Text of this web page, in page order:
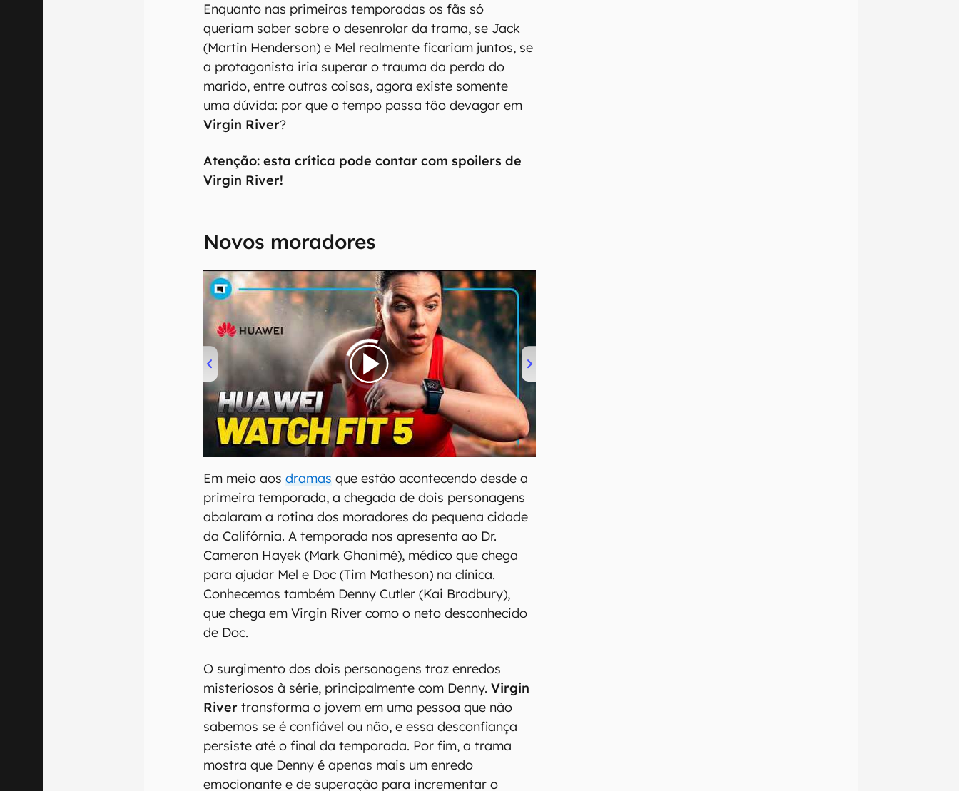
Enquanto nas primeiras temporadas os fãs só
queriam saber sobre o desenrolar da trama, se Jack
(Martin Henderson) e Mel realmente ficariam juntos, se
a protagonista iria superar o trauma da perda do
marido, entre outras coisas, agora existe somente
uma dúvida: por que o tempo passa tão devagar em
Virgin River?
Atenção: esta crítica pode contar com spoilers de
Virgin River!
Novos moradores
00:00/04:51
Em meio aosdramas que estão acontecendo desde a
primeira temporada, a chegada de dois personagens
abalaram a rotina dos moradores da pequena cidade
da Califórnia. A temporada nos apresenta ao Dr.
Cameron Hayek (Mark Ghanimé), médico que chega
para ajudar Mel e Doc (Tim Matheson) na clínica.
Conhecemos também Denny Cutler (Kai Bradbury),
que chega em Virgin River como o neto desconhecido
de Doc.
O surgimento dos dois personagens traz enredos
misteriosos à série, principalmente com Denny.Virgin
River transforma o jovem em uma pessoa que não
sabemos se é confiável ou não, e essa desconfiança
persiste até o final da temporada. Por fim, a trama
mostra que Denny é apenas mais um enredo
emocionante e de superação para incrementar o